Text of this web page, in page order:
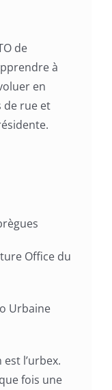
de
à
en
de rue et
Office du
Urbaine
l’urbex.
fois une